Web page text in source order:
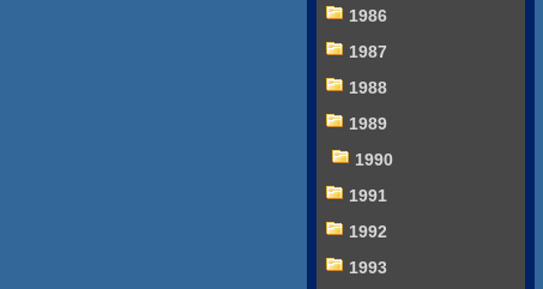
1986
1987
1988
1989
1990
1991
1992
1993